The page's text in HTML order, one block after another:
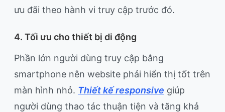
ưu đãi theo hành vi truy cập trước đó.
4. Tối ưu cho thiết bị di động
Phần lớn người dùng truy cập bằng
smartphone nên website phải hiển thị tốt trên
màn hình nhỏ. Thiết kế responsive giúp
người dùng thao tác thuận tiện và tăng khả